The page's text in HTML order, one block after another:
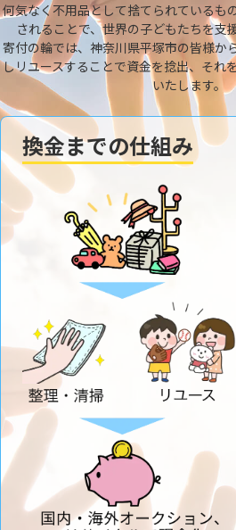
何気なく不用品として捨てられているも
されることで、世界の子どもたちを支
寄付の輪では、神奈川県平塚市の皆様か
しリユースすることで資金を捻出、それ
いたします。
換金までの仕組み